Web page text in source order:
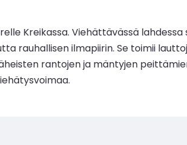
Kreikassa. Viehättävässä lahdessa
rauhallisen ilmapiirin. Se toimii
rantojen ja mäntyjen